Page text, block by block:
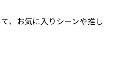
、お気に入りシーンや推し